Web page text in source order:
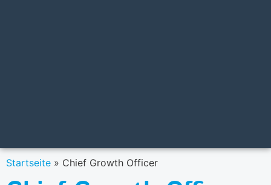
Startseite » Chief Growth Officer